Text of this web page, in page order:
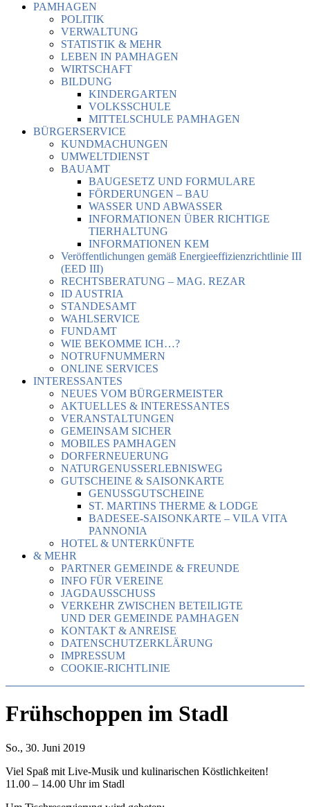
PAMHAGEN
POLITIK
VERWALTUNG
STATISTIK & MEHR
LEBEN IN PAMHAGEN
WIRTSCHAFT
BILDUNG
KINDERGARTEN
VOLKSSCHULE
MITTELSCHULE PAMHAGEN
BÜRGERSERVICE
KUNDMACHUNGEN
UMWELTDIENST
BAUAMT
BAUGESETZ UND FORMULARE
FÖRDERUNGEN – BAU
WASSER UND ABWASSER
INFORMATIONEN ÜBER RICHTIGE
TIERHALTUNG
INFORMATIONEN KEM
Veröffentlichungen gemäß Energieeffizienzrichtlinie III
(EED III)
RECHTSBERATUNG – MAG. REZAR
ID AUSTRIA
STANDESAMT
WAHLSERVICE
FUNDAMT
WIE BEKOMME ICH…?
NOTRUFNUMMERN
ONLINE SERVICES
INTERESSANTES
NEUES VOM BÜRGERMEISTER
AKTUELLES & INTERESSANTES
VERANSTALTUNGEN
GEMEINSAM SICHER
MOBILES PAMHAGEN
DORFERNEUERUNG
NATURGENUSSERLEBNISWEG
GUTSCHEINE & SAISONKARTE
GENUSSGUTSCHEINE
ST. MARTINS THERME & LODGE
BADESEE-SAISONKARTE – VILA VITA
PANNONIA
HOTEL & UNTERKÜNFTE
& MEHR
PARTNER GEMEINDE & FREUNDE
INFO FÜR VEREINE
JAGDAUSSCHUSS
VERKEHR ZWISCHEN BETEILIGTE
UND DER GEMEINDE PAMHAGEN
KONTAKT & ANREISE
DATENSCHUTZERKLÄRUNG
IMPRESSUM
COOKIE-RICHTLINIE
Frühschoppen im Stadl
So., 30. Juni 2019
Viel Spaß mit Live-Musik und kulinarischen Köstlichkeiten!
11.00 – 14.00 Uhr im Stadl